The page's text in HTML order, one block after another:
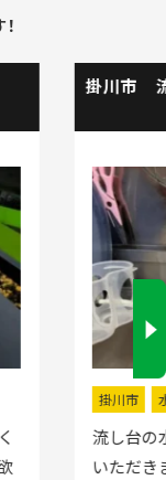
と弊社にお電話
水が落ちたよう